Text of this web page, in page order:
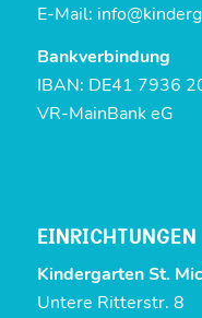
E-Mail:
Bankverbindung
IBAN: DE41 7936
VR-MainBank eG
EINRICHTUNGEN
Kindergarten St.
Untere Ritterstr. 8